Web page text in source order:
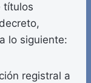
títulos
lo siguiente:
registral a